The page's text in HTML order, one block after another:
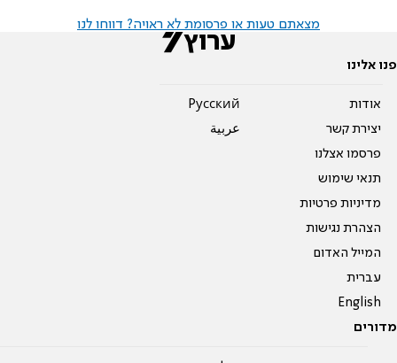
מצאתם טעות או פרסומת לא ראויה? דווחו לנו
פנו אלינו
אודות
יצירת קשר
פרסמו אצלנו
תנאי שימוש
מדיניות פרטיות
הצהרת נגישות
המייל האדום
עברית
English
Pусский
عربية
מדורים